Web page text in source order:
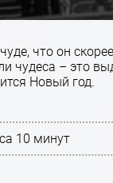
что он
чудеса – это
Новый год.
10 минут